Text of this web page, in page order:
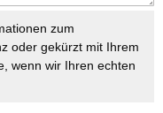
zum
oder gekürzt mit Ihrem
wenn wir Ihren echten